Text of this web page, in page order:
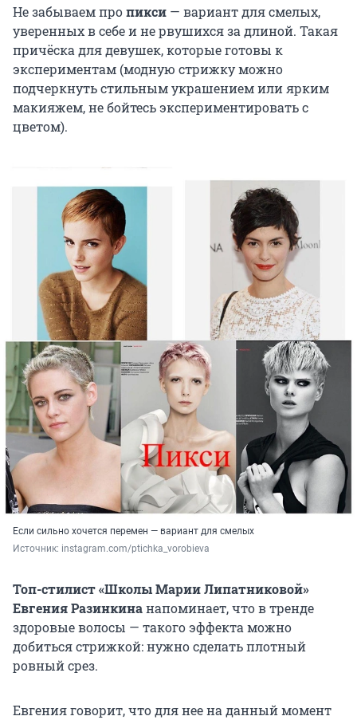
Не забываем пропикси — вариант для смелых,
уверенных в себе и не рвушихся за длиной. Такая
причёска для девушек, которые готовы к
экспериментам (модную стрижку можно
подчеркнуть стильным украшением или ярким
макияжем, не бойтесь экспериментировать с
цветом).
Если сильно хочется перемен — вариант для смелых
Источник: instagram.com/ptichka_vorobieva
Топ-стилист «Школы Марии Липатниковой»
Евгения Разинкинанапоминает, что в тренде
здоровые волосы — такого эффекта можно
добиться стрижкой: нужно сделать плотный
ровный срез.
Евгения говорит, что для нее на данный момент